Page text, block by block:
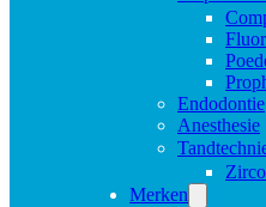
Endodontie
Anesthesie
Merken